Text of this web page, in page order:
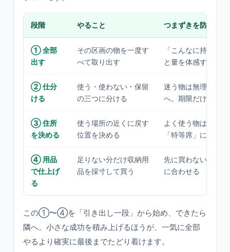
段階 やること つまずきを防ぐコツ
① 全部
出す
その区画の物を一度す
べて取り出す
「こんなに持って
と量を体感するの
② 仕分
ける
使う・使わない・保留
の三つに分ける
迷う物は無理に決
へ。期限だけ切る
③ 住所
を決める
使う場所の近くに戻す
位置を決める
よく使う物は腰〜
「特等席」に
④ 用品
で仕上げ
る
足りない分だけ収納用
品を採寸して買う
先に買わない。残
に合わせる
この①〜④を「引き出し一段」から始め、できたら
隣へ。小さな成功を積み上げるほうが、一気に全部
やるより確実に最後までたどり着けます。